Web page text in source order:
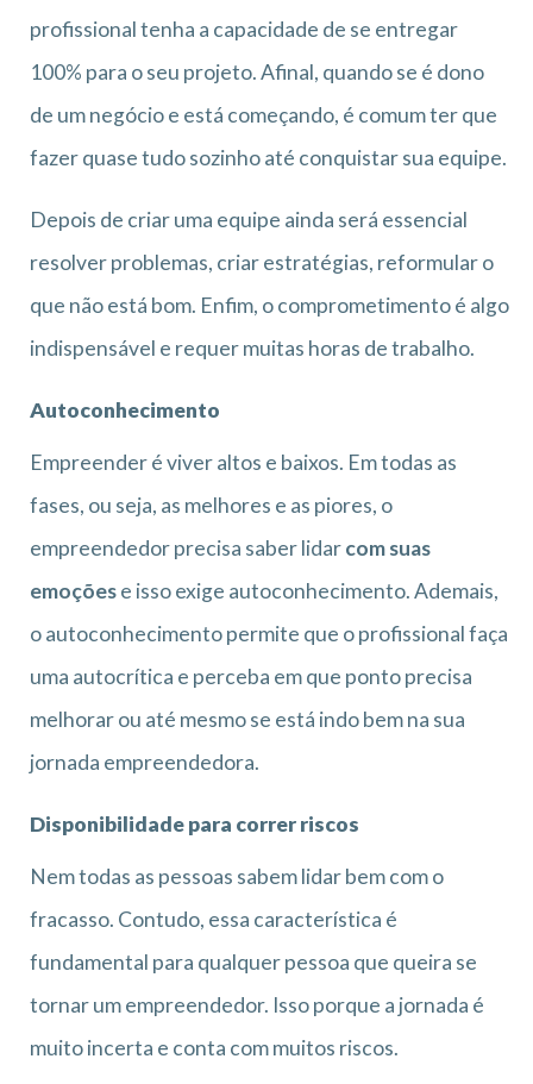
profissional tenha a capacidade de se entregar
100% para o seu projeto. Afinal, quando se é dono
de um negócio e está começando, é comum ter que
fazer quase tudo sozinho até conquistar sua equipe.
Depois de criar uma equipe ainda será essencial
resolver problemas, criar estratégias, reformular o
que não está bom. Enfim, o comprometimento é algo
indispensável e requer muitas horas de trabalho.
Autoconhecimento
Empreender é viver altos e baixos. Em todas as
fases, ou seja, as melhores e as piores, o
empreendedor precisa saber lidarcom suas
emoçõese isso exige autoconhecimento. Ademais,
o autoconhecimento permite que o profissional faça
uma autocrítica e perceba em que ponto precisa
melhorar ou até mesmo se está indo bem na sua
jornada empreendedora.
Disponibilidade para correr riscos
Nem todas as pessoas sabem lidar bem com o
fracasso. Contudo, essa característica é
fundamental para qualquer pessoa que queira se
tornar um empreendedor. Isso porque a jornada é
muito incerta e conta com muitos riscos.